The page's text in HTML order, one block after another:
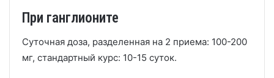
При ганглионите
Суточная доза, разделенная на 2 приема: 100-200
мг, стандартный курс: 10-15 суток.